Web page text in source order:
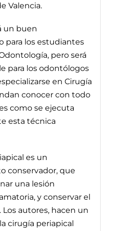
Valencia.
un buen
para los estudiantes
pero será
para los odontólogos
en Cirugía
conocer con todo
como se ejecuta
esta técnica
es un
conservador, que
una lesión
y conservar el
Los autores, hacen un
cirugía periapical